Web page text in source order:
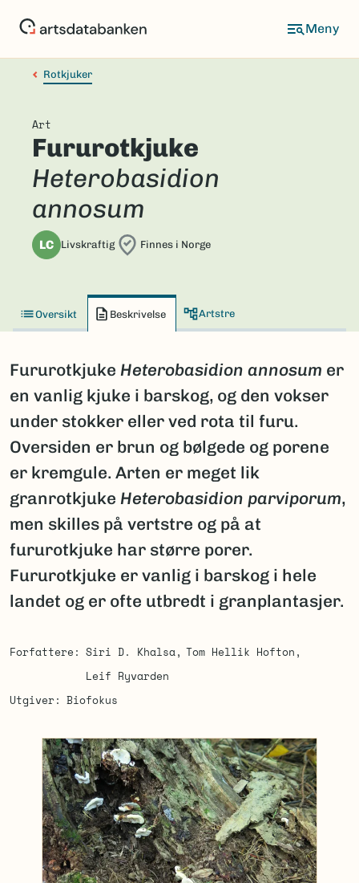
Rotkjuker
Art
Fururotkjuke
Heterobasidion
annosum
LC Livskraftig Finnes i Norge
Oversikt Beskrivelse Artstre
Fururotkjuke Heterobasidion annosum er
en vanlig kjuke i barskog, og den vokser
under stokker eller ved rota til furu.
Oversiden er brun og bølgede og porene
er kremgule. Arten er meget lik
granrotkjuke Heterobasidion parviporum,
men skilles på vertstre og på at
fururotkjuke har større porer.
Fururotkjuke er vanlig i barskog i hele
landet og er ofte utbredt i granplantasjer.
Forfattere Siri D. Khalsa
Tom Hellik Hofton
Leif Ryvarden
Utgiver
Biofokus